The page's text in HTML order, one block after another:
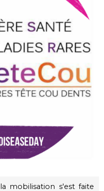
mobilisation s'est faite